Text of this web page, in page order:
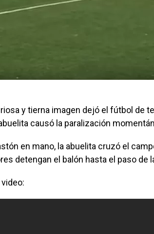
y tierna imagen dejó el fútbol de
causó la paralización
en mano, la abuelita cruzó el
detengan el balón hasta el paso de